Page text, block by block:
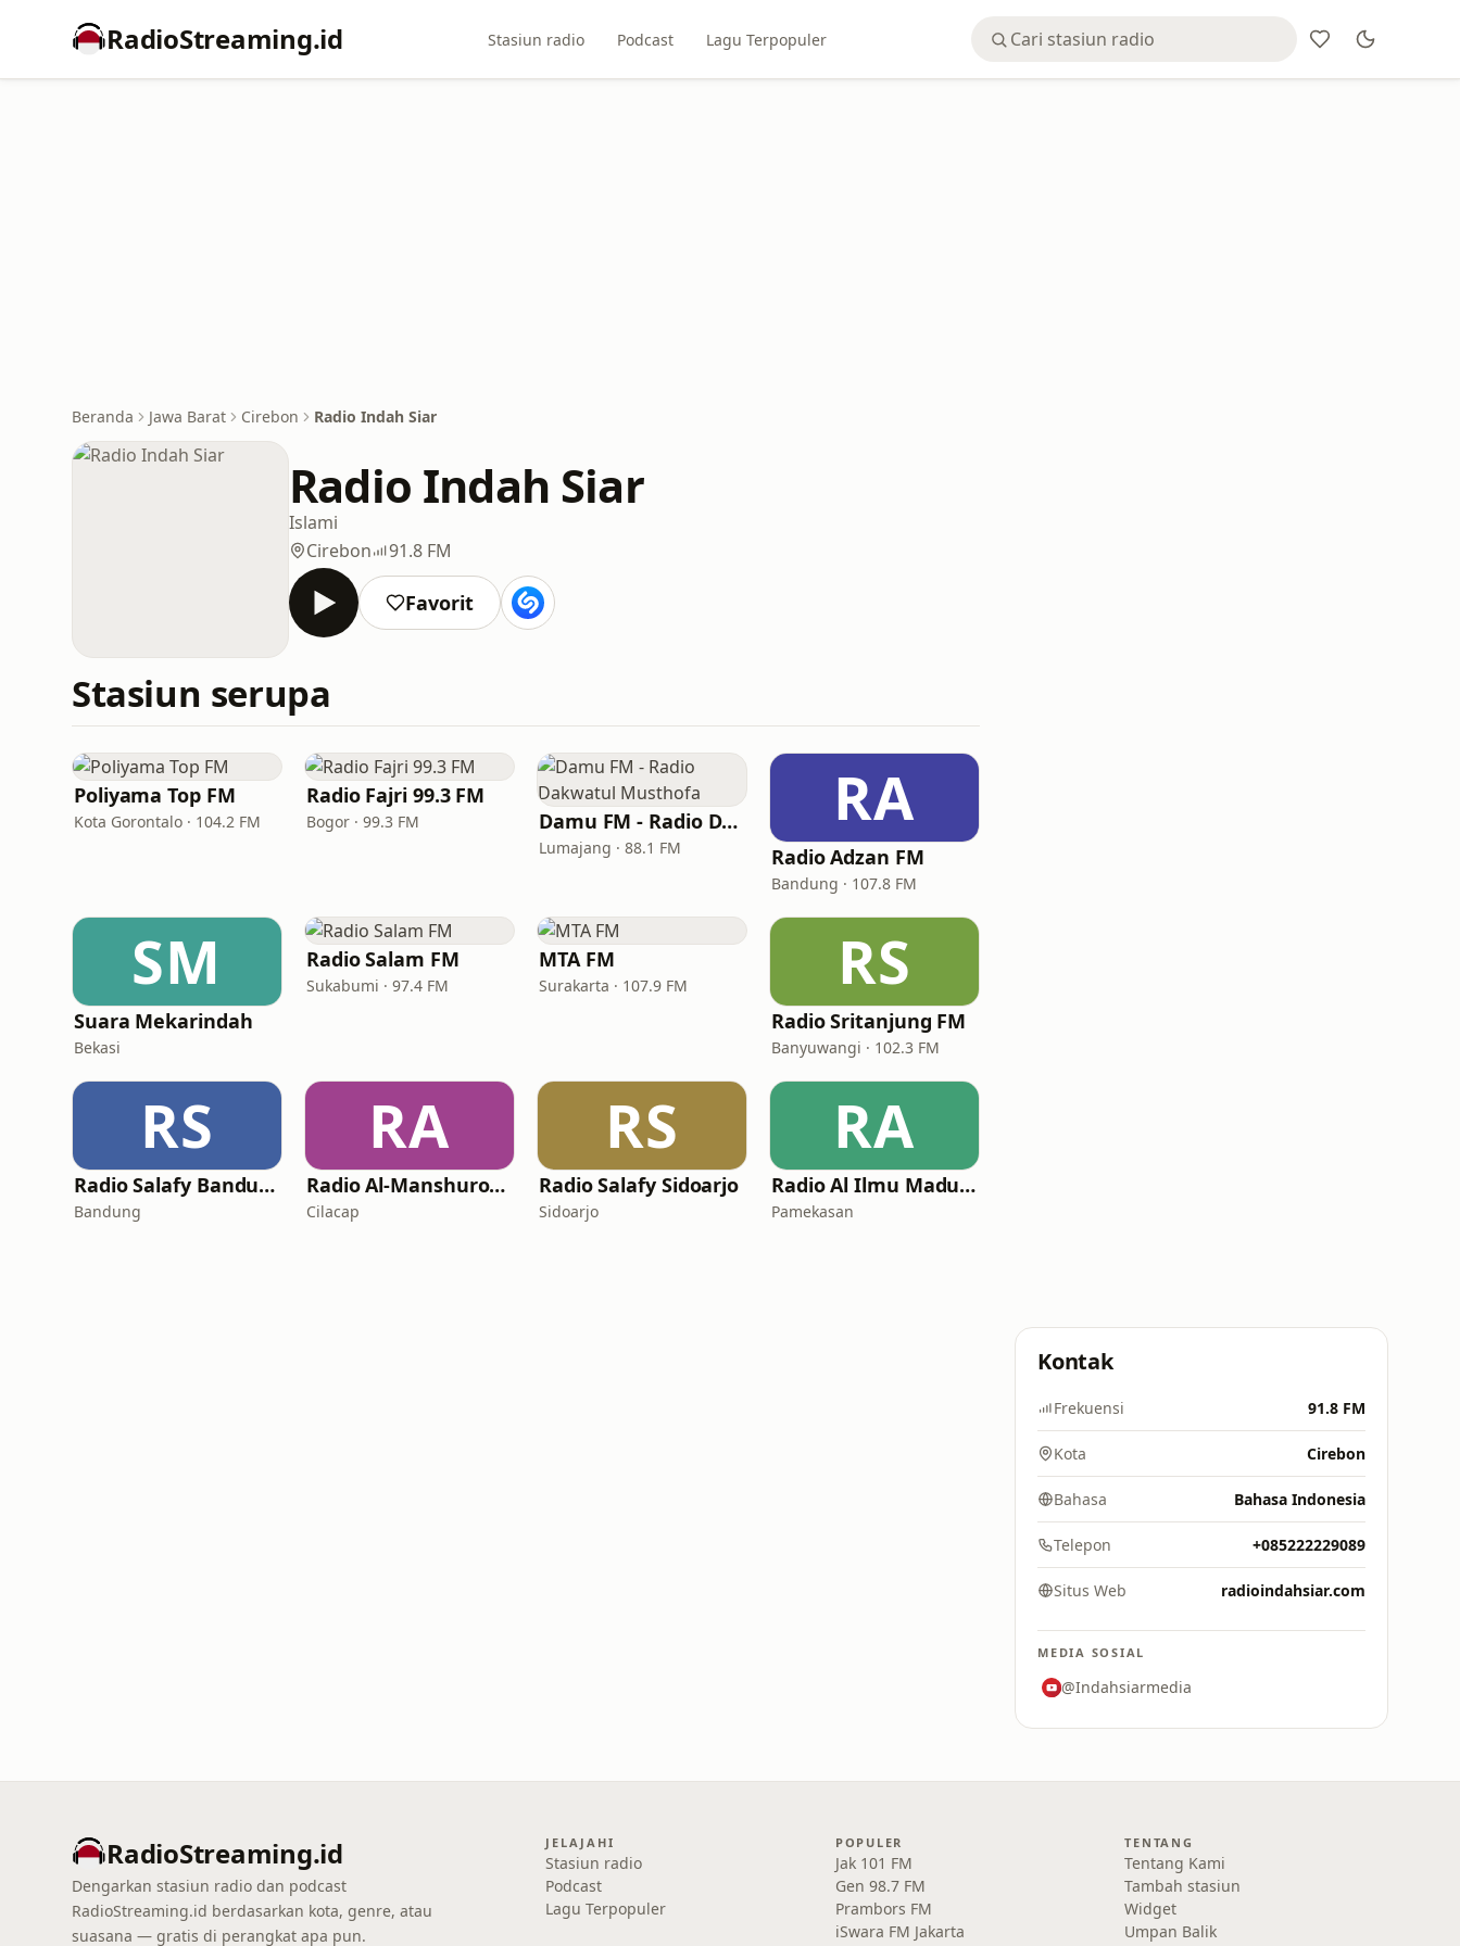
RadioStreaming.id Stasiun radio Podcast Lagu Terpopuler
Beranda Jawa Barat Cirebon Radio Indah Siar
Radio Indah Siar
Islami
Cirebon
91.8 FM
Favorit
Stasiun serupa
Poliyama Top FM
Kota Gorontalo · 104.2 FM
Radio Fajri 99.3 FM
Bogor · 99.3 FM Damu FM - Radio Dakwatul Musthofa
Lumajang · 88.1 FM
RA
Radio Adzan FM
Bandung · 107.8 FM
SM
Suara Mekarindah
Bekasi
Radio Salam FM
Sukabumi · 97.4 FM
MTA FM
Surakarta · 107.9 FM RS
Radio Sritanjung FM
Banyuwangi · 102.3 FM
RS
Radio Salafy Bandung
Bandung
RA
Radio Al-Manshuroh Cilacap
Cilacap
RS
Radio Salafy Sidoarjo
Sidoarjo
RA
Radio Al Ilmu Madura
Pamekasan
Kontak
Frekuensi 91.8 FM
Kota Cirebon
Bahasa Bahasa Indonesia
Telepon +085222229089
Situs Web radioindahsiar.com
MEDIA SOSIAL
@Indahsiarmedia
RadioStreaming.id
Dengarkan stasiun radio dan podcast
RadioStreaming.id berdasarkan kota, genre, atau
suasana — gratis di perangkat apa pun.
JELAJAHI
Stasiun radio
Podcast
Lagu Terpopuler
POPULER
Jak 101 FM
Gen 98.7 FM
Prambors FM
iSwara FM Jakarta
TENTANG
Tentang Kami
Tambah stasiun
Widget
Umpan Balik